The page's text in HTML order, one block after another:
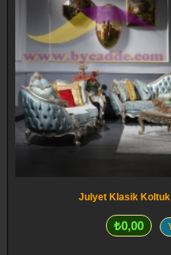
Julyet Klasik Koltuk
₺0,00